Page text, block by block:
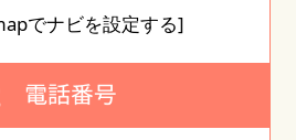
でナビを設定する]